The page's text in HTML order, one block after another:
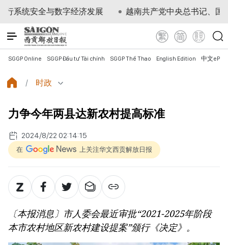
全与数字经济发展 越南共产党中央总书记、国家主席
SGGP Online SGGP Đầu tư Tài chính SGGP Thể Thao English Edition 中文
时政
力争今年两县达新农村提高标准
2024/8/22 02:14:15
在 上关注华文西贡解放日报
〔本报消息〕市人委会最近审批“2021-2025年阶段
本市农村地区新农村建设提案”颁行《决定》。